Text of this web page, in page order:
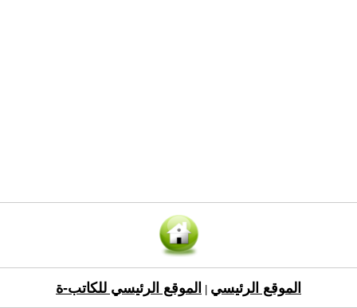
الموقع الرئيسي الموقع الرئيسي للكاتب-ة